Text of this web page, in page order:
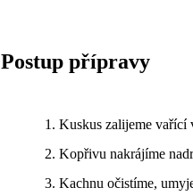
Postup přípravy
Kuskus zalijeme vařící
Kopřivu nakrájíme
Kachnu očistíme,